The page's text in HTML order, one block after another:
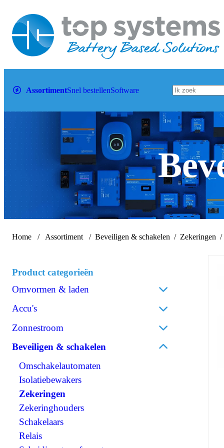
AssortimentSnel bestellenSoftware
Home Assortiment Beveiligen & schakelen Zekeringen
Product categorieën
Omvormen & laden
Acculaders
Omvormen/laden combi
Omvormen DC/AC
Omvormen DC/DC
120V Producten
IEC/UK Producten
Accessoires Omvormen & laden
Accu's
Lithium
AGM
Spiraalcel
Tractie
OPzS
OPzV
Accessoires accu's
Zonnestroom
Zonnepanelen
Omvormers zonnepanelen
Accessoires zonnepanelen
Beveiligen & schakelen
Omschakelautomaten
Isolatiebewakers
Zekeringen
Zekeringhouders
Schakelaars
Relais